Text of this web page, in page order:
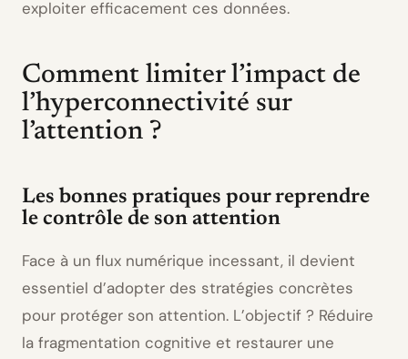
exploiter efficacement ces données.
Comment limiter l’impact de
l’hyperconnectivité sur
l’attention ?
Les bonnes pratiques pour reprendre
le contrôle de son attention
Face à un flux numérique incessant, il devient
essentiel d’adopter des stratégies concrètes
pour protéger son attention. L’objectif ? Réduire
la fragmentation cognitive et restaurer une